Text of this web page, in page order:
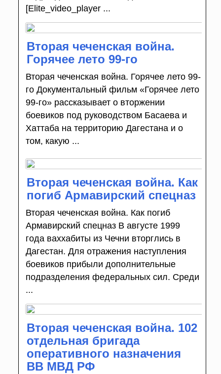
[Elite_video_player ...
Вторая чеченская война.
Горячее лето 99-го
Вторая чеченская война. Горячее лето 99-
го Документальный фильм «Горячее лето
99-го» рассказывает о вторжении
боевиков под руководством Басаева и
Хаттаба на территорию Дагестана и о
том, какую ...
Вторая чеченская война. Как
погиб Армавирский спецназ
Вторая чеченская война. Как погиб
Армавирский спецназ В августе 1999
года ваххабиты из Чечни вторглись в
Дагестан. Для отражения наступления
боевиков прибыли дополнительные
подразделения федеральных сил. Среди
...
Вторая чеченская война. 102
отдельная бригада
оперативного назначения
ВВ МВД РФ